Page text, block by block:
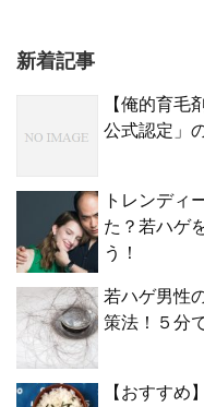
新着記事
【俺的育毛
公式認定」
トレンディ
た？若ハゲ
う！
若ハゲ男性
策法！５分
【おすすめ